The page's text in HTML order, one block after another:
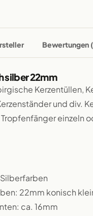
Bewertungen
silber 22mm
Kerzentüllen,
und div.
einzeln
22mm konisch
ca. 16mm